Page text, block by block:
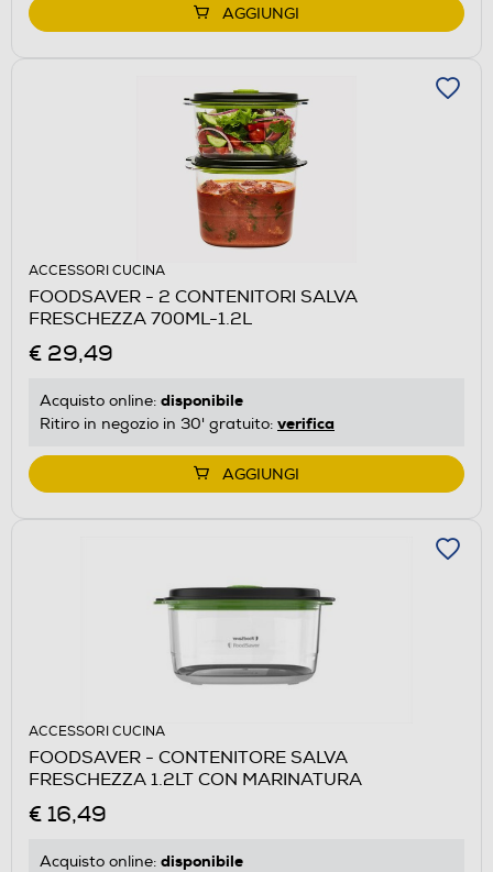
AGGIUNGI
ACCESSORI CUCINA
FOODSAVER - 2 CONTENITORI SALVA
FRESCHEZZA 700ML-1.2L
€ 29,49
Acquisto online: disponibile
Ritiro in negozio in 30' gratuito: verifica
AGGIUNGI
ACCESSORI CUCINA
FOODSAVER - CONTENITORE SALVA
FRESCHEZZA 1.2LT CON MARINATURA
€ 16,49
Acquisto online: disponibile